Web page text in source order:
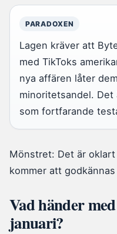
PARADOXEN
Lagen kräver att
med TikToks
nya affären låter
minoritetsandel. Det
som fortfarande
Mönstret: Det är
kommer att
Vad händer
januari?